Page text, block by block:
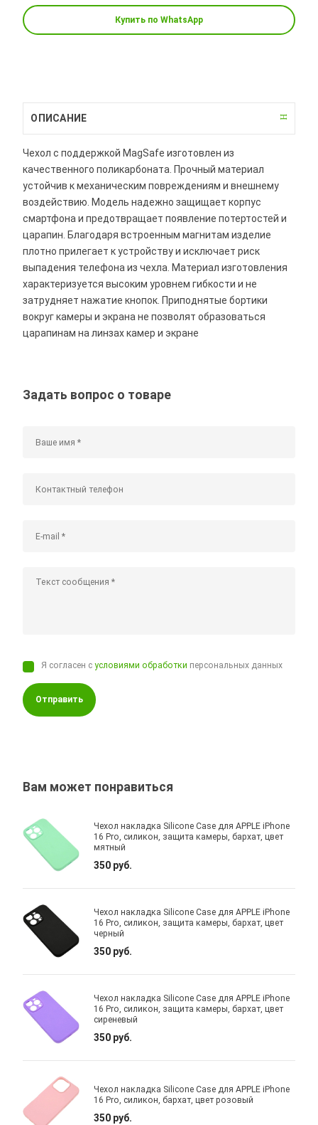
Купить по WhatsApp
ОПИСАНИЕ
Чехол с поддержкой MagSafe изготовлен из
качественного поликарбоната. Прочный материал
устойчив к механическим повреждениям и внешнему
воздействию. Модель надежно защищает корпус
смартфона и предотвращает появление потертостей и
царапин. Благодаря встроенным магнитам изделие
плотно прилегает к устройству и исключает риск
выпадения телефона из чехла. Материал изготовления
характеризуется высоким уровнем гибкости и не
затрудняет нажатие кнопок. Приподнятые бортики
вокруг камеры и экрана не позволят образоваться
царапинам на линзах камер и экране
Задать вопрос о товаре
Я согласен сусловиями обработки персональных данных
Отправить
Вам может понравиться
Чехол накладка Silicone Case для APPLE iPhone
16 Pro, силикон, защита камеры, бархат, цвет
мятный
350 руб.
Чехол накладка Silicone Case для APPLE iPhone
16 Pro, силикон, защита камеры, бархат, цвет
черный
350 руб.
Чехол накладка Silicone Case для APPLE iPhone
16 Pro, силикон, защита камеры, бархат, цвет
сиреневый
350 руб.
Чехол накладка Silicone Case для APPLE iPhone
16 Pro, силикон, бархат, цвет розовый
350 руб.